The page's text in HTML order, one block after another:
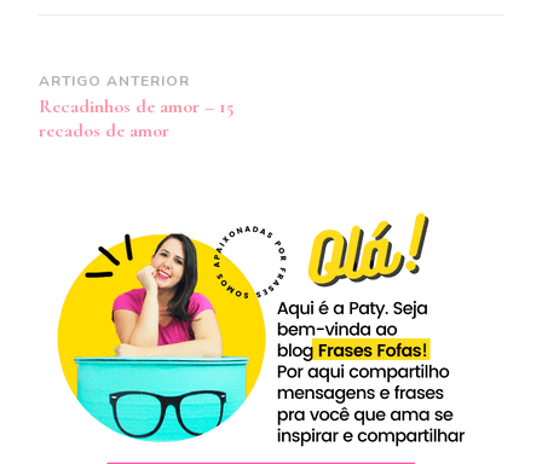
Navegação
de
ARTIGO ANTERIOR
Recadinhos de amor – 15
recados de amor